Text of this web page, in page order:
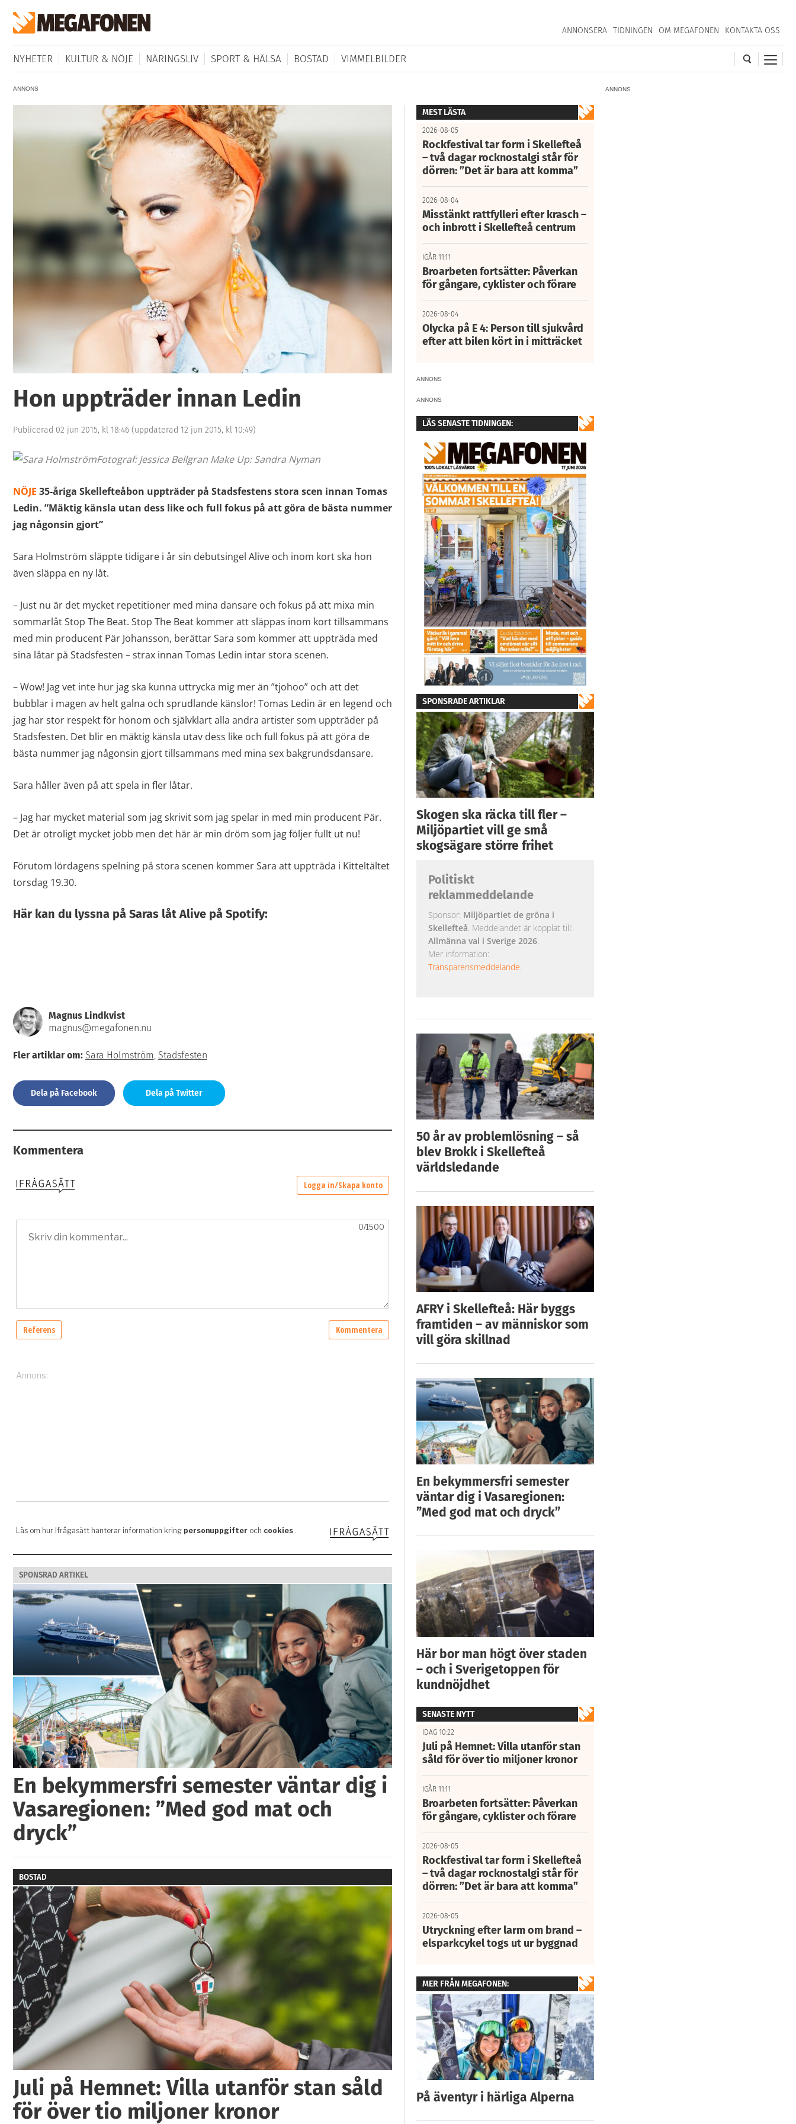
ANNONSERA TIDNINGEN OM MEGAFONEN KONTAKTA OSS
NYHETER KULTUR & NÖJE NÄRINGSLIV SPORT & HÄLSA BOSTAD VIMMELBILDER
ANNONS
ANNONS
Hon uppträder innan Ledin
Publicerad 02 jun 2015, kl 18:46 (uppdaterad 12 jun 2015, kl 10:49)
Fotograf: Jessica Bellgran Make Up: Sandra Nyman
NÖJE 35-åriga Skellefteåbon uppträder på Stadsfestens stora scen innan Tomas
Ledin. ”Mäktig känsla utan dess like och full fokus på att göra de bästa nummer
jag någonsin gjort”
Sara Holmström släppte tidigare i år sin debutsingel Alive och inom kort ska hon
även släppa en ny låt.
– Just nu är det mycket repetitioner med mina dansare och fokus på att mixa min
sommarlåt Stop The Beat. Stop The Beat kommer att släppas inom kort tillsammans
med min producent Pär Johansson, berättar Sara som kommer att uppträda med
sina låtar på Stadsfesten – strax innan Tomas Ledin intar stora scenen.
– Wow! Jag vet inte hur jag ska kunna uttrycka mig mer än ”tjohoo” och att det
bubblar i magen av helt galna och sprudlande känslor! Tomas Ledin är en legend och
jag har stor respekt för honom och självklart alla andra artister som uppträder på
Stadsfesten. Det blir en mäktig känsla utav dess like och full fokus på att göra de
bästa nummer jag någonsin gjort tillsammans med mina sex bakgrundsdansare.
Sara håller även på att spela in fler låtar.
– Jag har mycket material som jag skrivit som jag spelar in med min producent Pär.
Det är otroligt mycket jobb men det här är min dröm som jag följer fullt ut nu!
Förutom lördagens spelning på stora scenen kommer Sara att uppträda i Kitteltältet
torsdag 19.30.
Här kan du lyssna på Saras låt Alive på Spotify:
Magnus Lindkvist
magnus@megafonen.nu
Fler artiklar om: Sara Holmström, Stadsfesten
Dela på Facebook Dela på Twitter
Kommentera
SPONSRAD ARTIKEL
En bekymmersfri semester väntar dig i
Vasaregionen: ”Med god mat och
dryck”
BOSTAD
Juli på Hemnet: Villa utanför stan såld
för över tio miljoner kronor
MEST LÄSTA
2026-08-05
Rockfestival tar form i Skellefteå
– två dagar rocknostalgi står för
dörren: ”Det är bara att komma”
2026-08-04
Misstänkt rattfylleri efter krasch –
och inbrott i Skellefteå centrum
IGÅR 11:11
Broarbeten fortsätter: Påverkan
för gångare, cyklister och förare
2026-08-04
Olycka på E 4: Person till sjukvård
efter att bilen kört in i mitträcket
ANNONS
ANNONS
LÄS SENASTE TIDNINGEN:
SPONSRADE ARTIKLAR
Skogen ska räcka till fler –
Miljöpartiet vill ge små
skogsägare större frihet
Politiskt
reklammeddelande
Sponsor: Miljöpartiet de gröna i
Skellefteå. Meddelandet är kopplat till:
Allmänna val i Sverige 2026.
Mer information:
Transparensmeddelande.
50 år av problemlösning – så
blev Brokk i Skellefteå
världsledande
AFRY i Skellefteå: Här byggs
framtiden – av människor som
vill göra skillnad
En bekymmersfri semester
väntar dig i Vasaregionen:
”Med god mat och dryck”
Här bor man högt över staden
– och i Sverigetoppen för
kundnöjdhet
SENASTE NYTT
IDAG 10:22
Juli på Hemnet: Villa utanför stan
såld för över tio miljoner kronor
IGÅR 11:11
Broarbeten fortsätter: Påverkan
för gångare, cyklister och förare
2026-08-05
Rockfestival tar form i Skellefteå
– två dagar rocknostalgi står för
dörren: ”Det är bara att komma”
2026-08-05
Utryckning efter larm om brand –
elsparkcykel togs ut ur byggnad
MER FRÅN MEGAFONEN:
På äventyr i härliga Alperna